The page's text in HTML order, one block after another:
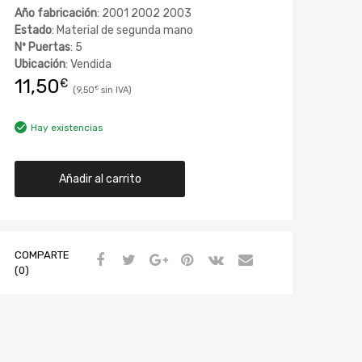
Año fabricación: 2001 2002 2003
Estado: Material de segunda mano
Nº Puertas: 5
Ubicación: Vendida
11,50€ 9,50€
Hay existencias
Añadir al carrito
COMPARTE
(0)